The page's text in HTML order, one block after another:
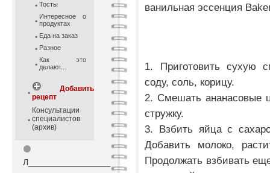
Тосты
Интересное о
продуктах
Еда на заказ
Разное
Как это
делают...
Добавить
рецепт
Консультации
специалистов
(архив)
⚫
Л_________________
ванильная эссенция
1. Приготовить сухую
соду, соль, корицу.
2. Смешать ананасовые
стружку.
3. Взбить яйца с
Добавить молоко,
Продолжать взбивать